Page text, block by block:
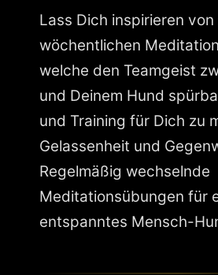
Lass Dich inspirieren von
wöchentlichen
welche den Teamgeist
und Deinem Hund
und Training für Dich zu
Gelassenheit und
Regelmäßig wechselnde
Meditationsübungen für
entspanntes Mensch-